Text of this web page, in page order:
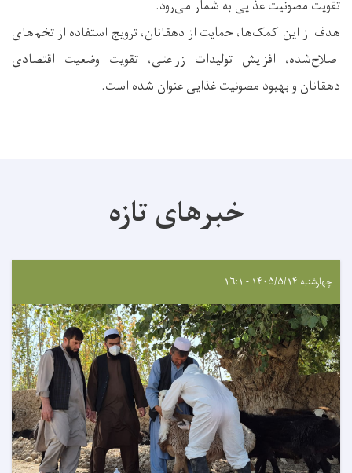
تقویت مصونیت غذایی به شمار می‌رود.
هدف از این کمک‌ها، حمایت از دهقانان، ترویج استفاده از تخم‌های
اصلاح‌شده، افزایش تولیدات زراعتی، تقویت وضعیت اقتصادی
دهقانان و بهبود مصونیت غذایی عنوان شده است.
خبرهای تازه
چهارشنبه ۱۴۰۵/۵/۱۴ - ۱۶:۱